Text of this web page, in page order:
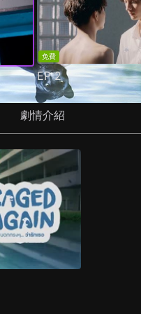
免費
EP2
劇情介紹